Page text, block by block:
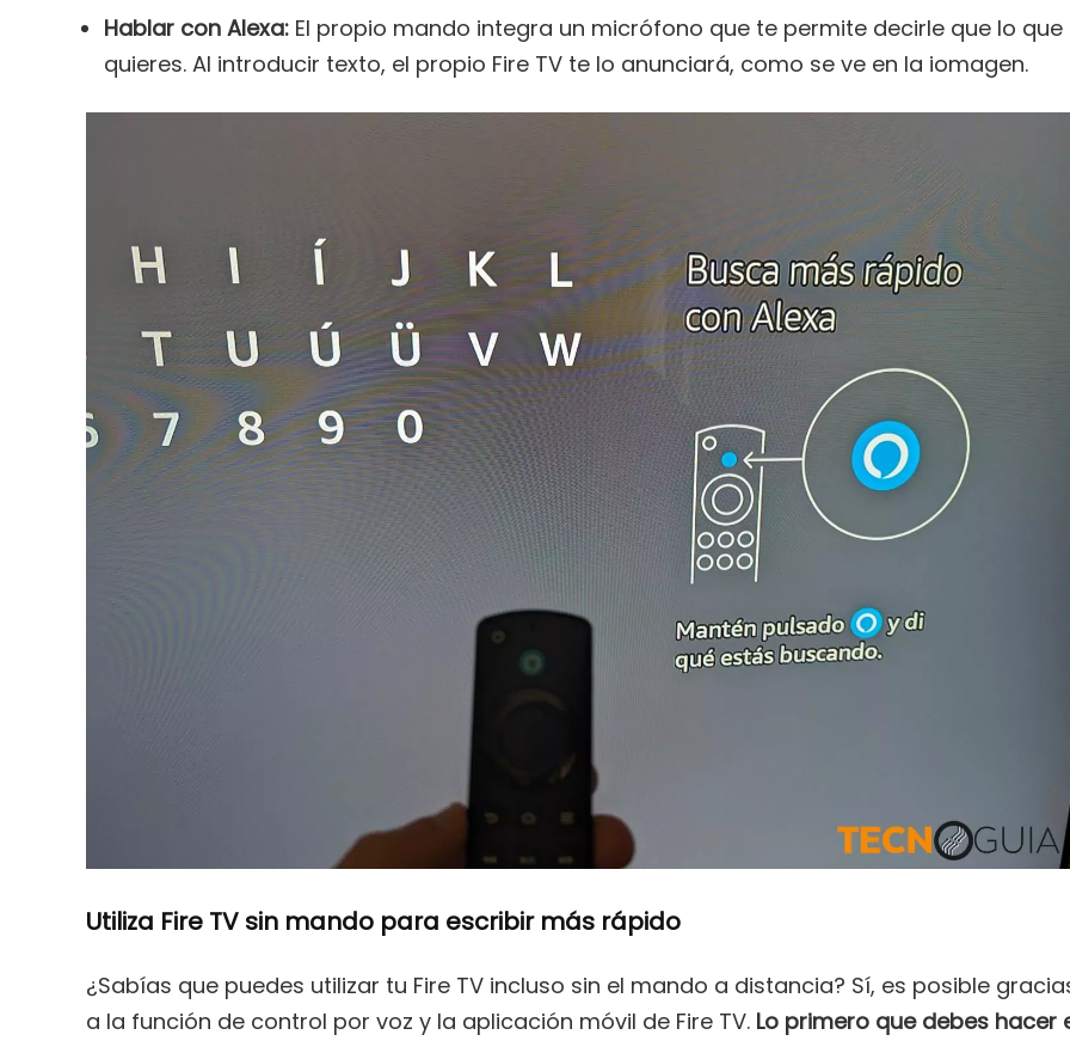
Hablar con Alexa: El propio mando integra un micrófono que te permite decirle que lo que
quieres. Al introducir texto, el propio Fire TV te lo anunciará, como se ve en la iomagen.
Utiliza Fire TV sin mando para escribir más rápido
¿Sabías que puedes utilizar tu Fire TV incluso sin el mando a distancia? Sí, es posible
a la función de control por voz y la aplicación móvil de Fire TV. Lo primero que debes hacer